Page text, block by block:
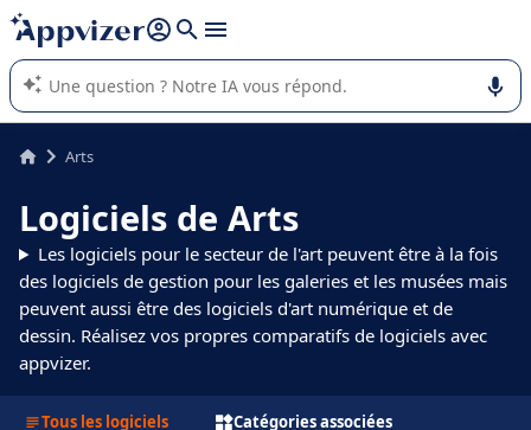
répondre (plusieurs lignes avec
L'IA de Appvizer vous guide dans l'utilisation ou la sélection de
logiciel SaaS en entreprise.
Arts
Logiciels de Arts
Les logiciels pour le secteur de l'art peuvent être à la fois
des logiciels de gestion pour les galeries et les musées mais
peuvent aussi être des logiciels d'art numérique et de
dessin. Réalisez vos propres comparatifs de logiciels avec
appvizer.
Tous les logiciels Catégories associées